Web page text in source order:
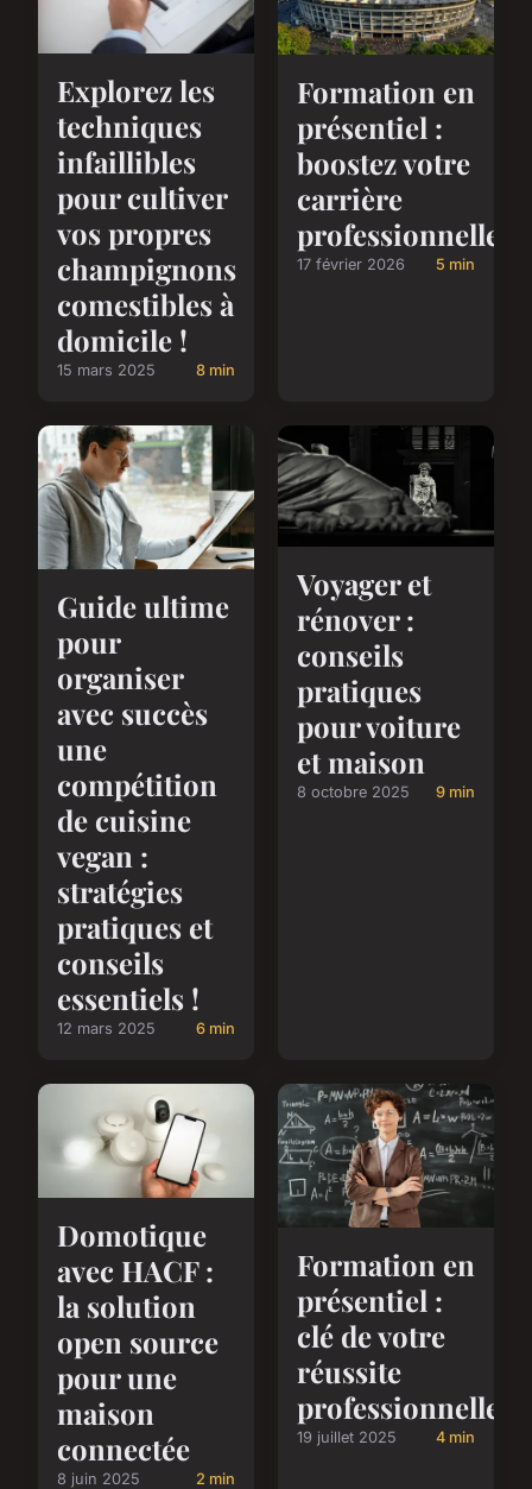
Explorez les
techniques
infaillibles
pour cultiver
vos propres
champignons
comestibles à
domicile !
15 mars 2025 8 min
Formation en
présentiel :
boostez votre
carrière
professionnelle
17 février 2026 5 min
Guide ultime
pour
organiser
avec succès
une
compétition
de cuisine
vegan :
stratégies
pratiques et
conseils
essentiels !
12 mars 2025 6 min
Voyager et
rénover :
conseils
pratiques
pour voiture
et maison
8 octobre 2025 9 min
Domotique
avec HACF :
la solution
open source
pour une
maison
connectée
8 juin 2025 2 min
Formation en
présentiel :
clé de votre
réussite
professionnelle
19 juillet 2025 4 min